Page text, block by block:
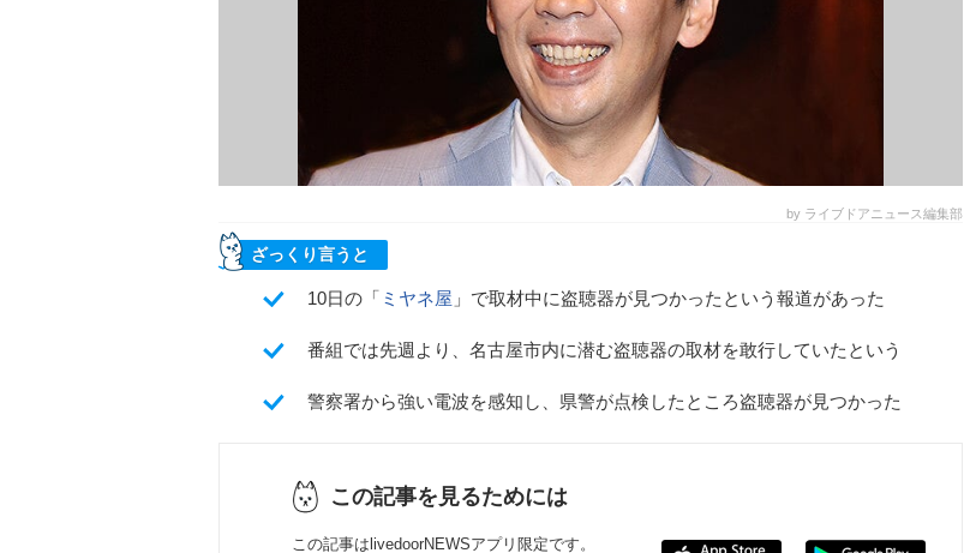
by ライブドアニュース編集部
ざっくり言うと
10日の「 ミヤネ屋 」で取材中に盗聴器が見つかったという報道があった
番組では先週より、名古屋市内に潜む盗聴器の取材を敢行していたという
警察署から強い電波を感知し、県警が点検したところ盗聴器が見つかった
この記事を見るためには
この記事はlivedoorNEWSアプリ限定です。